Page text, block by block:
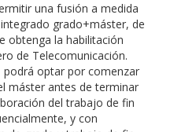
una fusión a medida
grado+máster, de
obtenga la habilitación
de Telecomunicación.
optar por comenzar
máster antes de terminar
del trabajo de fin
y con